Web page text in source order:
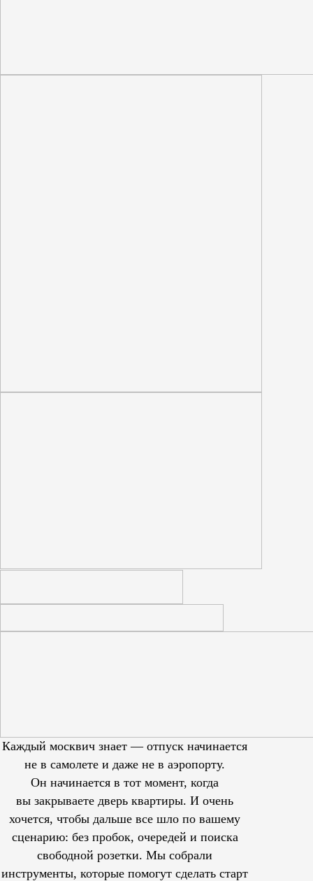
Каждый москвич знает — отпуск начинается
не в самолете и даже не в аэропорту.
Он начинается в тот момент, когда
вы закрываете дверь квартиры. И очень
хочется, чтобы дальше все шло по вашему
сценарию: без пробок, очередей и поиска
свободной розетки. Мы собрали
инструменты, которые помогут сделать старт